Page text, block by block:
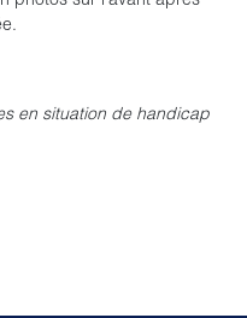
en situation de handicap